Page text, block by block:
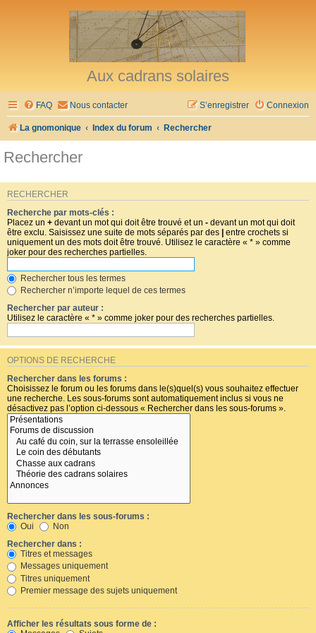
Aux cadrans solaires
FAQ Nous contacter Connexion
S’enregistrer
La gnomonique Index du forum Rechercher
Rechercher
RECHERCHER
Recherche par mots-clés :
Placez un + devant un mot qui doit être trouvé et un - devant un mot qui doit
être exclu. Saisissez une suite de mots séparés par des | entre crochets si
uniquement un des mots doit être trouvé. Utilisez le caractère « * » comme
joker pour des recherches partielles.
Rechercher tous les termes
Rechercher n’importe lequel de ces termes
Rechercher par auteur :
Utilisez le caractère « * » comme joker pour des recherches partielles.
OPTIONS DE RECHERCHE
Rechercher dans les forums :
Choisissez le forum ou les forums dans le(s)quel(s) vous souhaitez effectuer
une recherche. Les sous-forums sont automatiquement inclus si vous ne
désactivez pas l’option ci-dessous « Rechercher dans les sous-forums ».
Rechercher dans les sous-forums :
Oui
Non
Rechercher dans :
Titres et messages
Messages uniquement
Titres uniquement
Premier message des sujets uniquement
Afficher les résultats sous forme de :